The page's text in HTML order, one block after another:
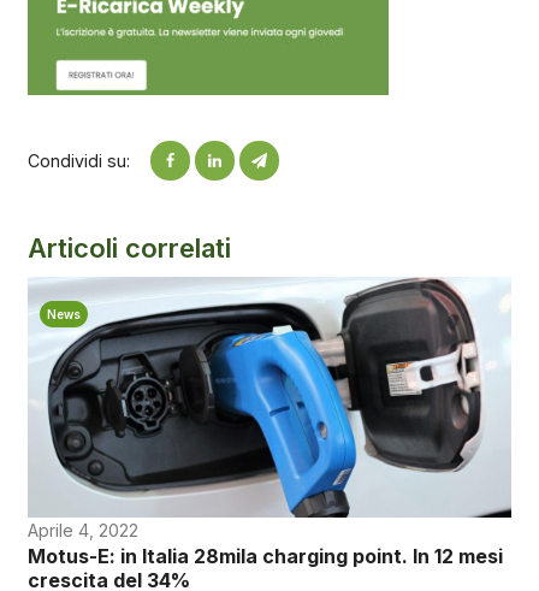
Condividi su:
Articoli correlati
News
Aprile 4, 2022
Motus-E: in Italia 28mila charging point. In 12 mesi
crescita del 34%